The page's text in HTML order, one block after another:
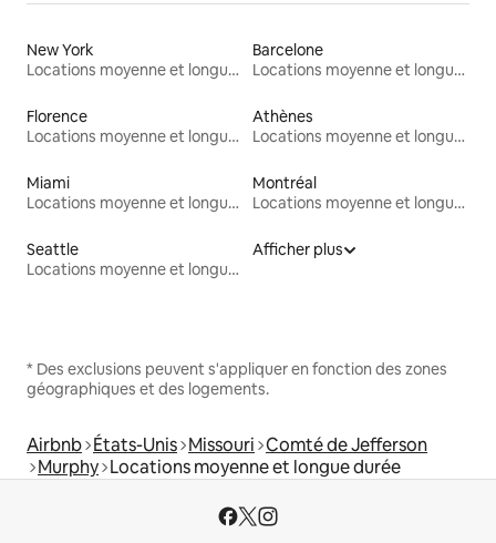
New York
Locations moyenne et longue durée
Barcelone
Locations moyenne et longue durée
Florence
Locations moyenne et longue durée
Athènes
Locations moyenne et longue durée
Miami
Locations moyenne et longue durée
Montréal
Locations moyenne et longue durée
Seattle
Locations moyenne et longue durée
Afficher plus
* Des exclusions peuvent s'appliquer en fonction des zones
géographiques et des logements.
Airbnb États-Unis Missouri Comté de Jefferson
Murphy Locations moyenne et longue durée